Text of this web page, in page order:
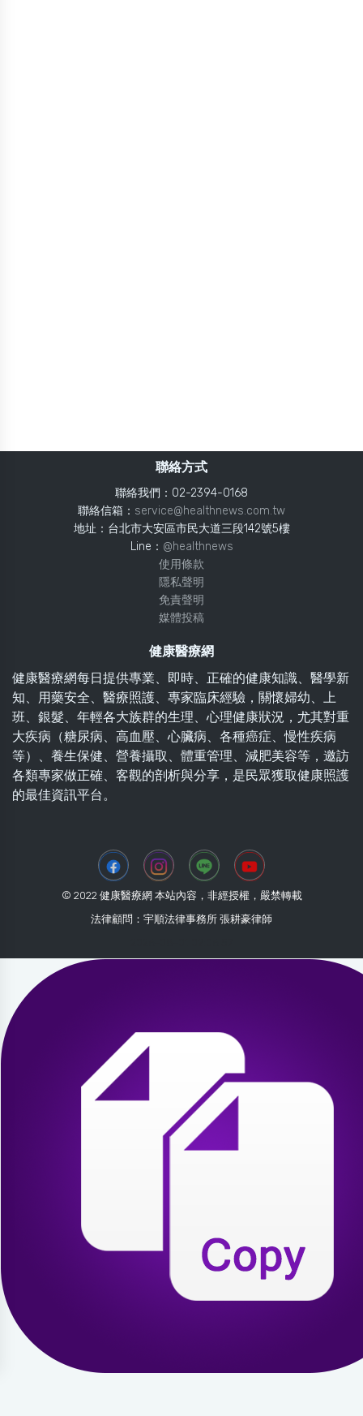
聯絡方式
聯絡我們：02-2394-0168
聯絡信箱： service@healthnews.com.tw
地址：台北市大安區市民大道三段142號5樓
Line： @healthnews
使用條款
隱私聲明
免責聲明
媒體投稿
健康醫療網
健康醫療網每日提供專業、即時、正確的健康知識、醫學新
知、用藥安全、醫療照護、專家臨床經驗，關懷婦幼、上
班、銀髮、年輕各大族群的生理、心理健康狀況，尤其對重
大疾病（糖尿病、高血壓、心臟病、各種癌症、慢性疾病
等）、養生保健、營養攝取、體重管理、減肥美容等，邀訪
各類專家做正確、客觀的剖析與分享，是民眾獲取健康照護
的最佳資訊平台。
© 2022 健康醫療網 本站內容，非經授權，嚴禁轉載
法律顧問：宇順法律事務所 張耕豪律師